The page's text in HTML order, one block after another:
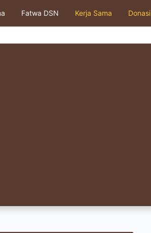
Fatwa DSN Kerja Sama Donasi